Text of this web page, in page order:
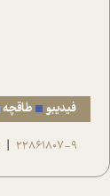
فیدیبو طاقچه
22861807-9
|